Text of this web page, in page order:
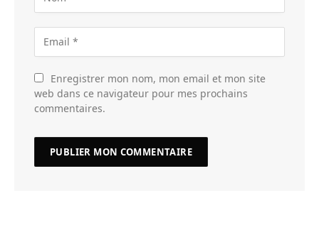
Enregistrer mon nom, mon email et mon site
web dans ce navigateur pour mes prochains
commentaires.